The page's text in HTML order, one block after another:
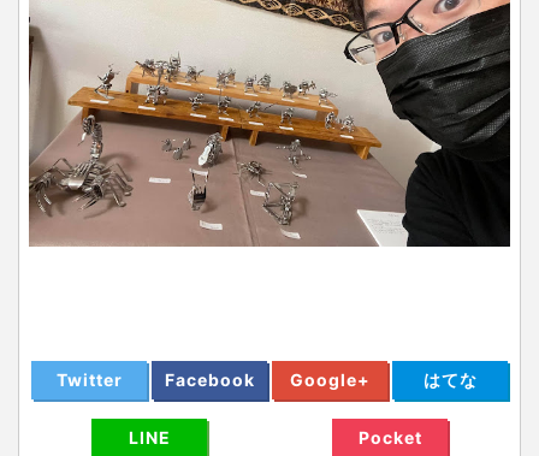
Twitter Facebook Google+ はてな
LINE Pocket